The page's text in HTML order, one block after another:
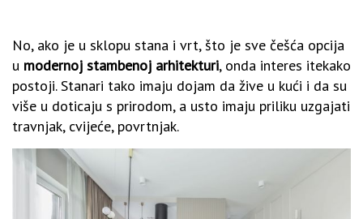
No, ako je u sklopu stana i vrt, što je sve češća opcija
u modernoj stambenoj arhitekturi, onda interes itekako
postoji. Stanari tako imaju dojam da žive u kući i da su
više u doticaju s prirodom, a usto imaju priliku uzgajati
travnjak, cvijeće, povrtnjak.